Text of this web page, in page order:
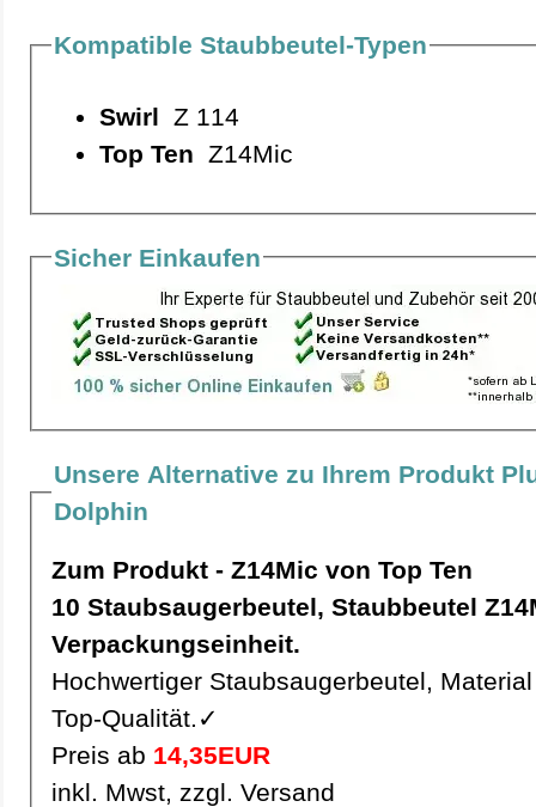
Kompatible Staubbeutel-Typen
Swirl Z 114
Top Ten Z14Mic
Sicher Einkaufen
Unsere Alternative zu Ihrem Produkt
Dolphin
Zum Produkt - Z14Mic von Top Ten
10 Staubsaugerbeutel, Staubbeutel Z14Mic pro
Verpackungseinheit.
Hochwertiger Staubsaugerbeutel,
Top-Qualität.✓
Preis ab 14,35EUR
inkl. Mwst, zzgl. Versand